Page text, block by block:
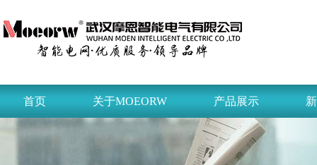
首页 关于MOEORW 产品展示